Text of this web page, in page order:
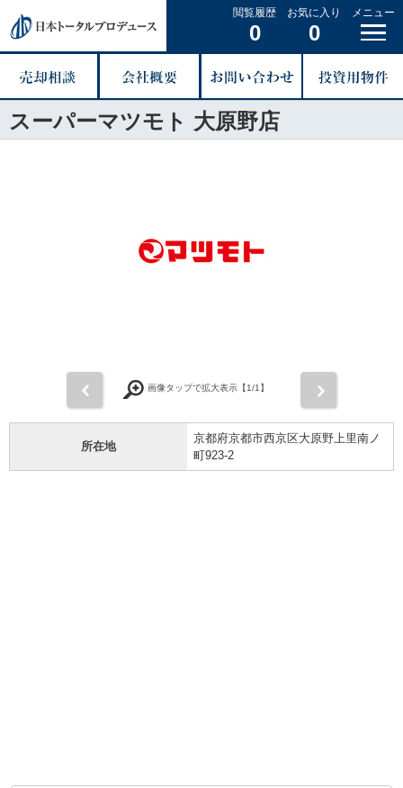
閲覧履歴
0
お気に入り
0
メニュー
スーパーマツモト 大原野店
画像タップで拡大表示【1/1】
所在地
京都府京都市西京区大原野上里南ノ
町923-2